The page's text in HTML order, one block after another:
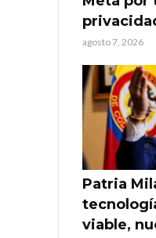
agosto 7, 2026
Patria
viable,